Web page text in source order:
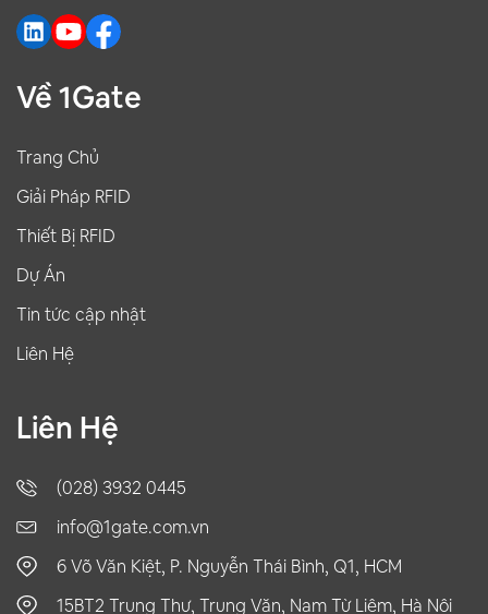
Về 1Gate
Trang Chủ
Giải Pháp RFID
Thiết Bị RFID
Dự Án
Tin tức cập nhật
Liên Hệ
Liên Hệ
(028) 3932 0445
info@1gate.com.vn
6 Võ Văn Kiệt, P. Nguyễn Thái Bình, Q1, HCM
15BT2 Trung Thư, Trung Văn, Nam Từ Liêm, Hà Nội